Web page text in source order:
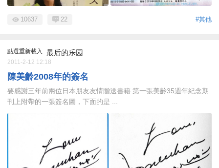
#其他
10637 22
點選重新載入 最后的乐园
2011-2-12 12:18
陳美齡2008年的簽名
要感謝三年前兩位日本朋友友情贈送書籍 第一張美齡35週年紀念期
刊上附帶的一張簽名圖，下面的是 ...